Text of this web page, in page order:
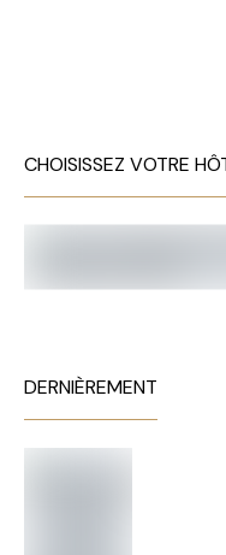
CHOISISSEZ VOTRE
DERNIÈREMENT